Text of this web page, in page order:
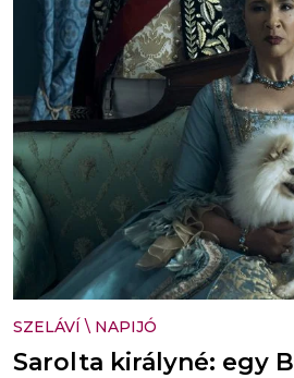
SZELÁVÍ \ NAPIJÓ
Sarolta királyné: egy